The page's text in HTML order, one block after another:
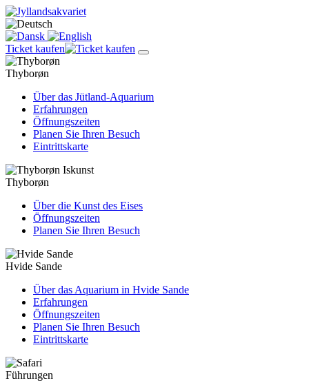
Ticket kaufen
Thyborøn
Über das Jütland-Aquarium
Erfahrungen
Öffnungszeiten
Planen Sie Ihren Besuch
Eintrittskarte
Thyborøn
Über die Kunst des Eises
Öffnungszeiten
Planen Sie Ihren Besuch
Hvide Sande
Über das Aquarium in Hvide Sande
Erfahrungen
Öffnungszeiten
Planen Sie Ihren Besuch
Eintrittskarte
Führungen